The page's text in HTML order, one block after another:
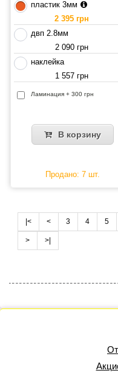
пластик 3мм
2 395 грн
двп 2.8мм
2 090 грн
наклейка
1 557 грн
Ламинация + 300 грн
В корзину
Продано: 7 шт.
|< < 3 4 5
> >|